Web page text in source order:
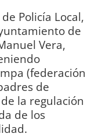
Policía Local,
de
Vera,
(federación
de
la regulación
de los